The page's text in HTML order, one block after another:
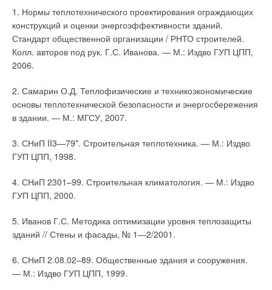
1. Нормы теплотехнического проектирования ограждающих
конструкций и оценки энергоэффективности зданий.
Стандарт общественной организации / РНТО строителей.
Колл. авторов под рук. Г.С. Иванова. — М.: Издво ГУП ЦПП,
2006.
2. Самарин О.Д. Теплофизические и техникоэкономические
основы теплотехнической безопасности и энергосбережения
в здании. — М.: МГСУ, 2007.
3. СНиП II3—79*. Строительная теплотехника. — М.: Издво
ГУП ЦПП, 1998.
4. СНиП 2301–99. Строительная климатология. — М.: Издво
ГУП ЦПП, 2000.
5. Иванов Г.С. Методика оптимизации уровня теплозащиты
зданий // Стены и фасады, № 1—2/2001.
6. СНиП 2.08.02–89. Общественные здания и сооружения.
— М.: Издво ГУП ЦПП, 1999.